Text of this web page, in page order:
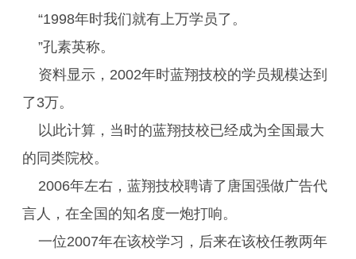
“1998年时我们就有上万学员了。
”孔素英称。
资料显示，2002年时蓝翔技校的学员规模达到
了3万。
以此计算，当时的蓝翔技校已经成为全国最大
的同类院校。
2006年左右，蓝翔技校聘请了唐国强做广告代
言人，在全国的知名度一炮打响。
一位2007年在该校学习，后来在该校任教两年